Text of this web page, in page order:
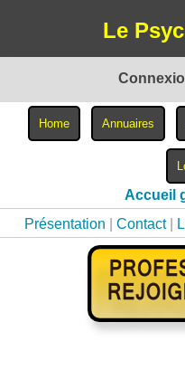
Le
Accueil
Présentation
Contact